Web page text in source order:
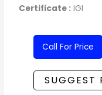
Certificate : IGI
Call For Price
SUGGEST